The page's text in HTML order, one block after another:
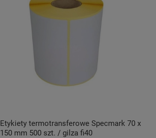
Etykiety termotransferowe Specmark 70 x
150 mm 500 szt. / gilza fi40